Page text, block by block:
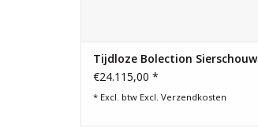
Tijdloze Bolection Sierschouw
€24.115,00 *
* Excl. btw Excl. Verzendkosten